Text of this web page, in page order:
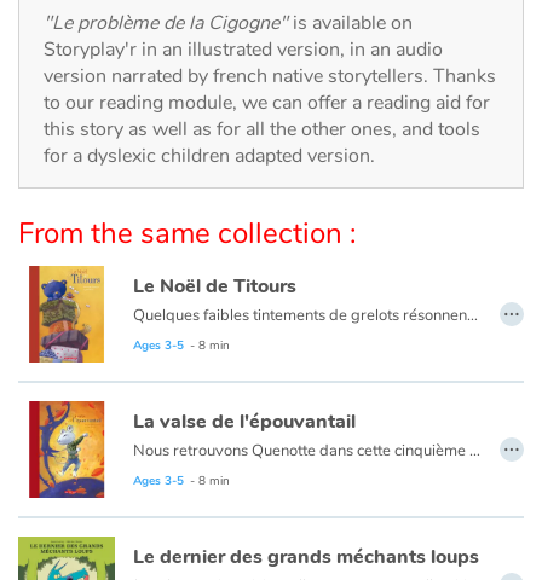
Arts, space, activities
Documentaries
With the family
Daily life and hobbies
At school
Festivals and events
Love and friendship
Social issues
Emotions and feelings
"Le problème de la Cigogne"is available on
Storyplay'r in an illustrated version, in an audio
version narrated by french native storytellers. Thanks
to our reading module, we can offer a reading aid for
this story as well as for all the other ones, and tools
for a dyslexic children adapted version.
From the same collection :
Le Noël de Titours
Quelques faibles tintements de grelots résonnent encore au loin, puis le silence envahit la pièce... Quenotte découvre alors un ours en peluche qui ne veut pas être un jouet et qui exige sa maman! Notre courageuse souris décide d'accompagner l'ourson pour la retrouver : une grande aventure les attend! Vous ne regarderez plus jamais les étoiles de la même façon...
Ages 3-5 - 8 min
…
La valse de l'épouvantail
Nous retrouvons Quenotte dans cette cinquième aventure un peu particulière... C'est l'automne : du bruit, une plainte... et un épouvantail qui doit se faire brûler puisque les fermiers trouvent qu'il ne sert plus à rien. Comment la petite souris va-t-elle aider son nouvel ami ?
Ages 3-5 - 8 min
…
Le dernier des grands méchants loups